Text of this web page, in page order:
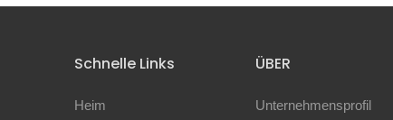
Schnelle Links
Heim
ÜBER
Unternehmensprofil